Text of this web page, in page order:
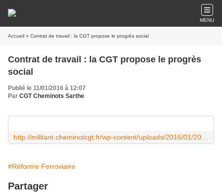
MENU
Accueil » Contrat de travail : la CGT propose le progrès social
Contrat de travail : la CGT propose le progrès
social
Publié le 11/01/2016 à 12:07
Par CGT Cheminots Sarthe
#Réforme Ferroviaire
Partager